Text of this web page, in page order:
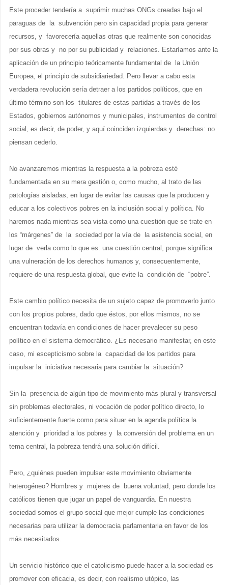
Este proceder tendería a suprimir muchas ONGs creadas bajo el
paraguas de la subvención pero sin capacidad propia para generar
recursos, y favorecería aquellas otras que realmente son conocidas
por sus obras y no por su publicidad y relaciones. Estaríamos ante la
aplicación de un principio teóricamente fundamental de la Unión
Europea, el principio de subsidiariedad. Pero llevar a cabo esta
verdadera revolución sería detraer a los partidos políticos, que en
último término son los titulares de estas partidas a través de los
Estados, gobiernos autónomos y municipales, instrumentos de control
social, es decir, de poder, y aquí coinciden izquierdas y derechas: no
piensan cederlo.
No avanzaremos mientras la respuesta a la pobreza esté
fundamentada en su mera gestión o, como mucho, al trato de las
patologías aisladas, en lugar de evitar las causas que la producen y
educar a los colectivos pobres en la inclusión social y política. No
haremos nada mientras sea vista como una cuestión que se trate en
los “márgenes” de la sociedad por la vía de la asistencia social, en
lugar de verla como lo que es: una cuestión central, porque significa
una vulneración de los derechos humanos y, consecuentemente,
requiere de una respuesta global, que evite la condición de “pobre”.
Este cambio político necesita de un sujeto capaz de promoverlo junto
con los propios pobres, dado que éstos, por ellos mismos, no se
encuentran todavía en condiciones de hacer prevalecer su peso
político en el sistema democrático. ¿Es necesario manifestar, en este
caso, mi escepticismo sobre la capacidad de los partidos para
impulsar la iniciativa necesaria para cambiar la situación?
Sin la presencia de algún tipo de movimiento más plural y transversal
sin problemas electorales, ni vocación de poder político directo, lo
suficientemente fuerte como para situar en la agenda política la
atención y prioridad a los pobres y la conversión del problema en un
tema central, la pobreza tendrá una solución difícil.
Pero, ¿quiénes pueden impulsar este movimiento obviamente
heterogéneo? Hombres y mujeres de buena voluntad, pero donde los
católicos tienen que jugar un papel de vanguardia. En nuestra
sociedad somos el grupo social que mejor cumple las condiciones
necesarias para utilizar la democracia parlamentaria en favor de los
más necesitados.
Un servicio histórico que el catolicismo puede hacer a la sociedad es
promover con eficacia, es decir, con realismo utópico, las